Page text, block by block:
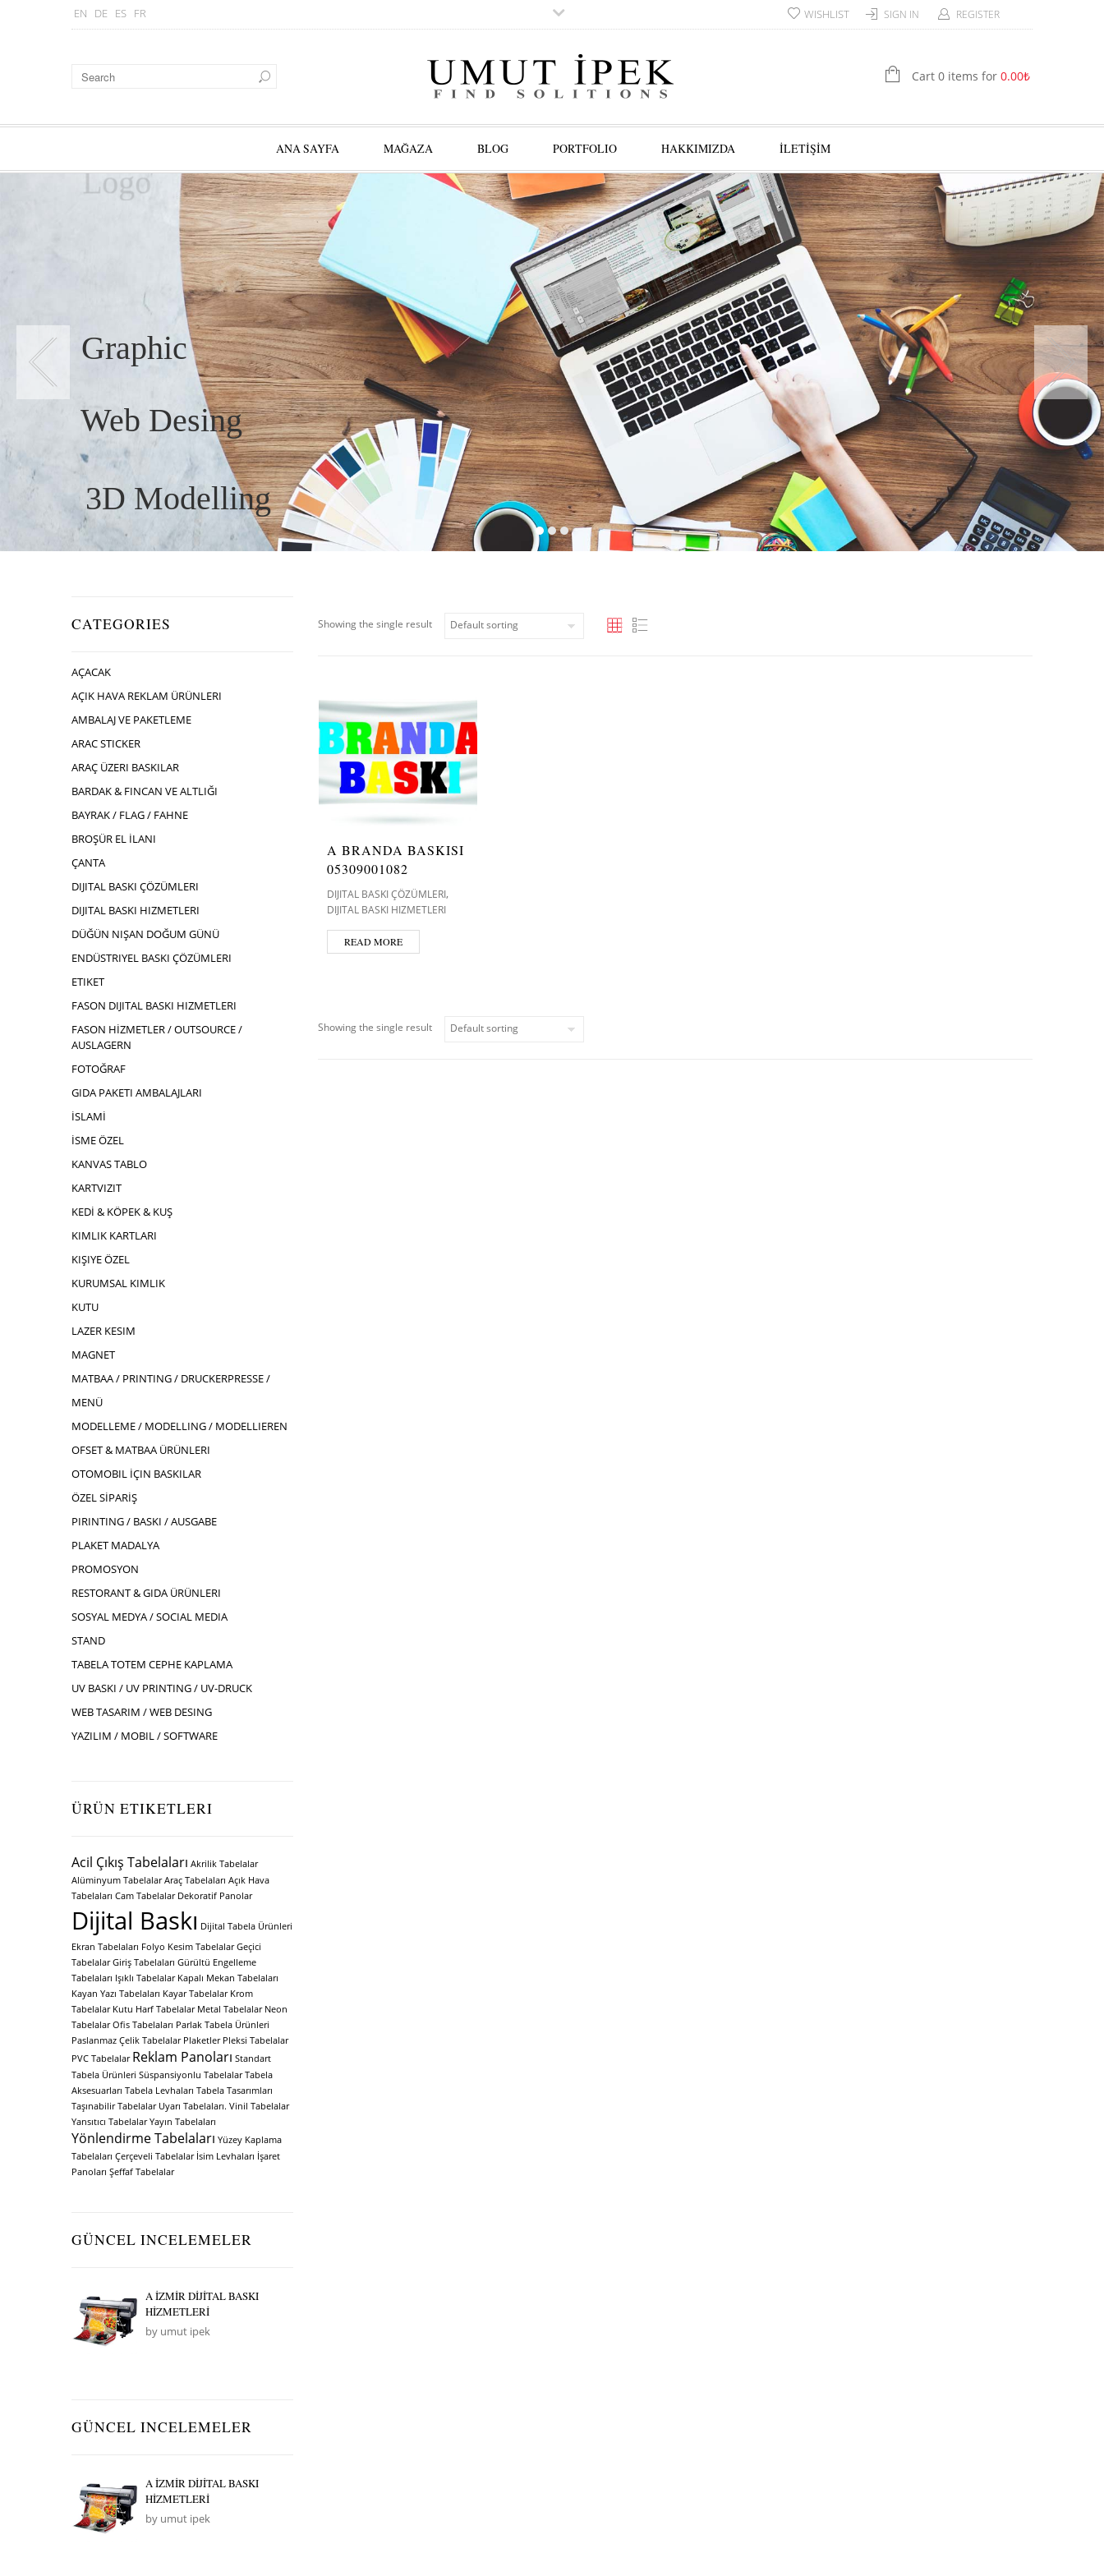
EN DE ES FR SIGN IN REGISTER
WISHLIST
Cart 0 items for 0.00₺
ANA SAYFA MAĞAZA BLOG PORTFOLIO HAKKIMIZDA İLETİŞİM
3D Modelling
Graphic
Web Desing
Logo
CATEGORIES
AÇACAK
AÇIK HAVA REKLAM ÜRÜNLERI
AMBALAJ VE PAKETLEME
ARAC STICKER
ARAÇ ÜZERI BASKILAR
BARDAK & FINCAN VE ALTLIĞI
BAYRAK / FLAG / FAHNE
BROŞÜR EL İLANI
ÇANTA
DIJITAL BASKI ÇÖZÜMLERI
DIJITAL BASKI HIZMETLERI
DÜĞÜN NIŞAN DOĞUM GÜNÜ
ENDÜSTRIYEL BASKI ÇÖZÜMLERI
ETIKET
FASON DIJITAL BASKI HIZMETLERI
FASON HİZMETLER / OUTSOURCE /
AUSLAGERN
FOTOĞRAF
GIDA PAKETI AMBALAJLARI
İSLAMİ
İSME ÖZEL
KANVAS TABLO
KARTVIZIT
KEDİ & KÖPEK & KUŞ
KIMLIK KARTLARI
KIŞIYE ÖZEL
KURUMSAL KIMLIK
KUTU
LAZER KESIM
MAGNET
MATBAA / PRINTING / DRUCKERPRESSE /
MENÜ
MODELLEME / MODELLING / MODELLIEREN
OFSET & MATBAA ÜRÜNLERI
OTOMOBIL İÇIN BASKILAR
ÖZEL SİPARİŞ
PIRINTING / BASKI / AUSGABE
PLAKET MADALYA
PROMOSYON
RESTORANT & GIDA ÜRÜNLERI
SOSYAL MEDYA / SOCIAL MEDIA
STAND
TABELA TOTEM CEPHE KAPLAMA
UV BASKI / UV PRINTING / UV-DRUCK
WEB TASARIM / WEB DESING
YAZILIM / MOBIL / SOFTWARE
ÜRÜN ETIKETLERI
Acil Çıkış Tabelaları Akrilik Tabelalar
Alüminyum Tabelalar Araç Tabelaları Açık Hava
Tabelaları Cam Tabelalar Dekoratif Panolar
Dijital Baskı Dijital Tabela Ürünleri
Ekran Tabelaları Folyo Kesim Tabelalar Geçici
Tabelalar Giriş Tabelaları Gürültü Engelleme
Tabelaları Işıklı Tabelalar Kapalı Mekan Tabelaları
Kayan Yazı Tabelaları Kayar Tabelalar Krom
Tabelalar Kutu Harf Tabelalar Metal Tabelalar Neon
Tabelalar Ofis Tabelaları Parlak Tabela Ürünleri
Paslanmaz Çelik Tabelalar Plaketler Pleksi Tabelalar
PVC Tabelalar Reklam Panoları Standart
Tabela Ürünleri Süspansiyonlu Tabelalar Tabela
Aksesuarları Tabela Levhaları Tabela Tasarımları
Taşınabilir Tabelalar Uyarı Tabelaları. Vinil Tabelalar
Yansıtıcı Tabelalar Yayın Tabelaları
Yönlendirme Tabelaları Yüzey Kaplama
Tabelaları Çerçeveli Tabelalar İsim Levhaları İşaret
Panoları Şeffaf Tabelalar
GÜNCEL INCELEMELER
A İZMİR DİJİTAL BASKI
HİZMETLERİ
by umut ipek
GÜNCEL INCELEMELER
A İZMİR DİJİTAL BASKI
HİZMETLERİ
by umut ipek
Showing the single result
A BRANDA BASKISI
05309001082
DIJITAL BASKI ÇÖZÜMLERI,
DIJITAL BASKI HIZMETLERI
READ MORE
Showing the single result